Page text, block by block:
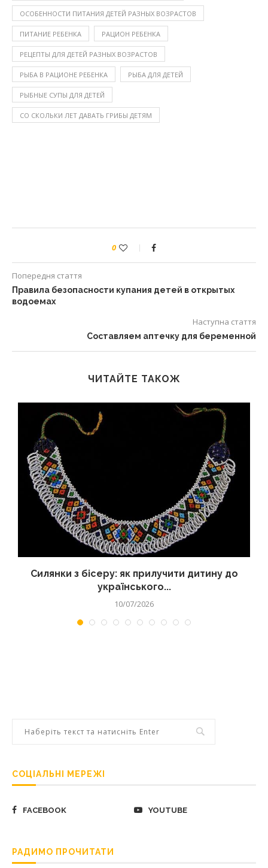
ОСОБЕННОСТИ ПИТАНИЯ ДЕТЕЙ РАЗНЫХ ВОЗРАСТОВ
ПИТАНИЕ РЕБЕНКА РАЦИОН РЕБЕНКА
РЕЦЕПТЫ ДЛЯ ДЕТЕЙ РАЗНЫХ ВОЗРАСТОВ
РЫБА В РАЦИОНЕ РЕБЕНКА РЫБА ДЛЯ ДЕТЕЙ
РЫБНЫЕ СУПЫ ДЛЯ ДЕТЕЙ
СО СКОЛЬКИ ЛЕТ ДАВАТЬ ГРИБЫ ДЕТЯМ
0
Попередня стаття
Правила безопасности купания детей в открытых
водоемах
Наступна стаття
Составляем аптечку для беременной
ЧИТАЙТЕ ТАКОЖ
Силянки з бісеру: як прилучити дитину до
українського...
10/07/2026
СОЦІАЛЬНІ МЕРЕЖІ
FACEBOOK YOUTUBE
РАДИМО ПРОЧИТАТИ